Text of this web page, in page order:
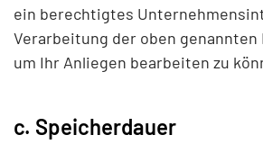
ein berechtigtes
Verarbeitung der oben genannten
um Ihr Anliegen bearbeiten zu
c. Speicherdauer